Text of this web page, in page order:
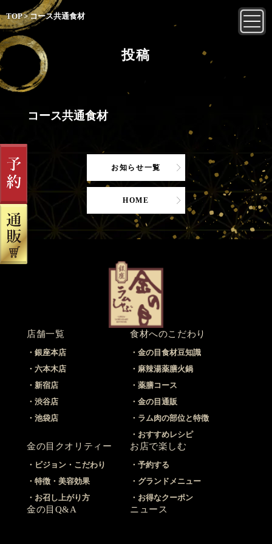
TOP>コース共通食材
投稿
コース共通食材
お知らせ一覧
HOME
店舗一覧
銀座本店
六本木店
新宿店
渋谷店
池袋店
食材へのこだわり
金の目食材豆知識
麻辣湯薬膳火鍋
薬膳コース
金の目通販
ラム肉の部位と特徴
おすすめレシピ
金の目クオリティー
ビジョン・こだわり
特徴・美容効果
お召し上がり方
お店で楽しむ
予約する
グランドメニュー
お得なクーポン
金の目Q&A ニュース